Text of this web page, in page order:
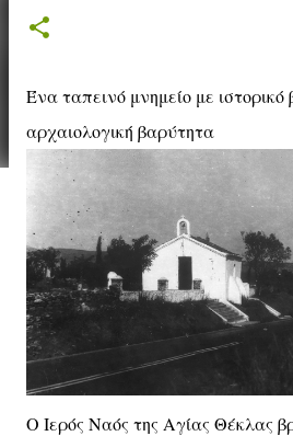
Ένα ταπεινό μνημείο με ιστορικό
αρχαιολογική βαρύτητα
Ο Ιερός Ναός της Αγίας Θέκλας